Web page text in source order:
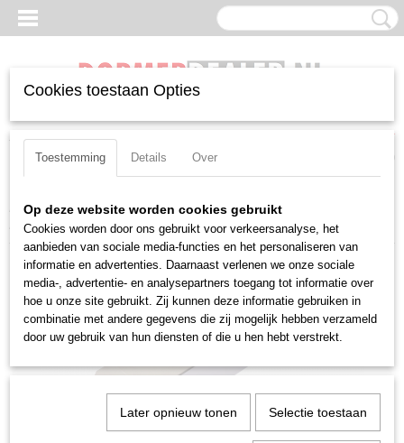
Inloggen Registreren UW WINKELWAGEN
Home >Beitels>Negatief>WN(MG)>Uitwendig
PWLNR 2525 M 0604
Cookies toestaan Opties
Toestemming Details Over
Op deze website worden cookies gebruikt
Cookies worden door ons gebruikt voor verkeersanalyse, het
aanbieden van sociale media-functies en het personaliseren van
informatie en advertenties. Daarnaast verlenen we onze sociale
media-, advertentie- en analysepartners toegang tot informatie over
hoe u onze site gebruikt. Zij kunnen deze informatie gebruiken in
combinatie met andere gegevens die zij mogelijk hebben verzameld
door uw gebruik van hun diensten of die u hen hebt verstrekt.
Later opnieuw tonen Selectie toestaan